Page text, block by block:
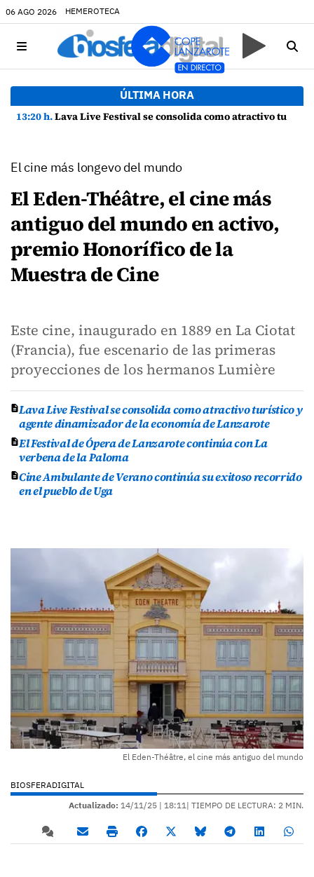
06 AGO 2026 HEMEROTECA
ÚLTIMA HORA
13:20 h.Lava Live Festival se consolida como atractivo turístico y agente dinamizador de la economía de Lanzarote
El cine más longevo del mundo
El Eden-Théâtre, el cine más
antiguo del mundo en activo,
premio Honorífico de la
Muestra de Cine
Este cine, inaugurado en 1889 en La Ciotat
(Francia), fue escenario de las primeras
proyecciones de los hermanos Lumière
Lava Live Festival se consolida como atractivo turístico y
agente dinamizador de la economía de Lanzarote
El Festival de Ópera de Lanzarote continúa con La
verbena de la Paloma
Cine Ambulante de Verano continúa su exitoso recorrido
en el pueblo de Uga
El Eden-Théâtre, el cine más antiguo del mundo
BIOSFERADIGITAL
Actualizado: 14/11/25 | 18:11 | TIEMPO DE LECTURA: 2 MIN.